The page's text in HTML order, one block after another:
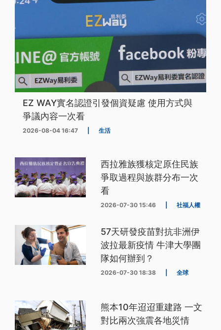
EZ WAY實名認證引發個資疑慮 使用方式與
爭議內容一次看
2026-08-04 16:47 生活
西拉雅族獲核定原住民族
爭取過程與族群分布一次
看
2026-07-30 15:46 社福人權
57天研發疫苗對抗非洲伊
波拉最新疫情 牛津大學團
隊如何辦到？
2026-07-30 18:38 全球
熊本10年迢迢重建路 一文
對比兩次強震各地災情